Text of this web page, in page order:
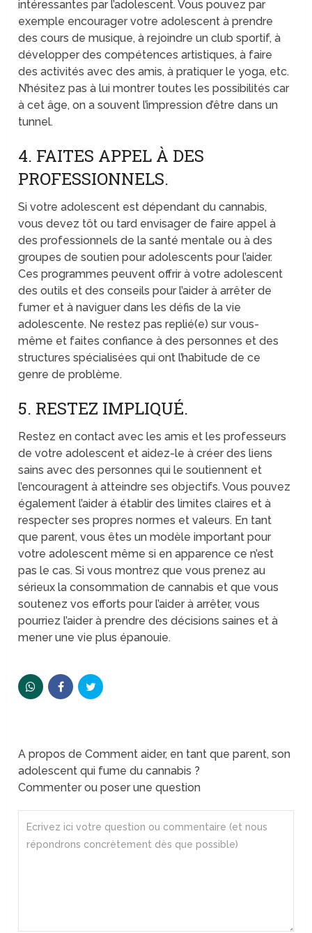
intéressantes par l’adolescent. Vous pouvez par
exemple encourager votre adolescent à prendre
des cours de musique, à rejoindre un club sportif, à
développer des compétences artistiques, à faire
des activités avec des amis, à pratiquer le yoga, etc.
N’hésitez pas à lui montrer toutes les possibilités car
à cet âge, on a souvent l’impression d’être dans un
tunnel.
4. FAITES APPEL À DES
PROFESSIONNELS.
Si votre adolescent est dépendant du cannabis,
vous devez tôt ou tard envisager de faire appel à
des professionnels de la santé mentale ou à des
groupes de soutien pour adolescents pour l’aider.
Ces programmes peuvent offrir à votre adolescent
des outils et des conseils pour l’aider à arrêter de
fumer et à naviguer dans les défis de la vie
adolescente. Ne restez pas replié(e) sur vous-
même et faites confiance à des personnes et des
structures spécialisées qui ont l’habitude de ce
genre de problème.
5. RESTEZ IMPLIQUÉ.
Restez en contact avec les amis et les professeurs
de votre adolescent et aidez-le à créer des liens
sains avec des personnes qui le soutiennent et
l’encouragent à atteindre ses objectifs. Vous pouvez
également l’aider à établir des limites claires et à
respecter ses propres normes et valeurs. En tant
que parent, vous êtes un modèle important pour
votre adolescent même si en apparence ce n’est
pas le cas. Si vous montrez que vous prenez au
sérieux la consommation de cannabis et que vous
soutenez vos efforts pour l’aider à arrêter, vous
pourriez l’aider à prendre des décisions saines et à
mener une vie plus épanouie.
A propos de Comment aider, en tant que parent, son
adolescent qui fume du cannabis ?
Commenter ou poser une question